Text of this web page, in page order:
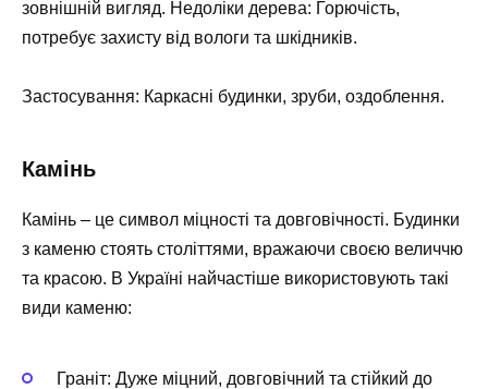
зовнішній вигляд. Недоліки дерева: Горючість,
потребує захисту від вологи та шкідників.
Застосування: Каркасні будинки, зруби, оздоблення.
Камінь
Камінь – це символ міцності та довговічності. Будинки
з каменю стоять століттями, вражаючи своєю величчю
та красою. В Україні найчастіше використовують такі
види каменю:
Граніт: Дуже міцний, довговічний та стійкий до